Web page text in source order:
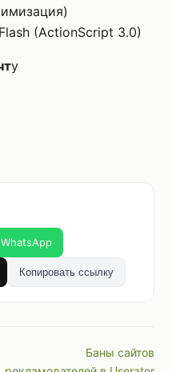
(ActionScript 3.0)
у
WhatsApp
Копировать ссылку
Баны сайтов